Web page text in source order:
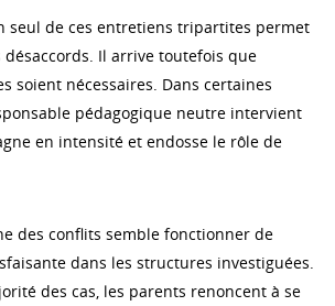
seul de ces entretiens tripartites permet
Il arrive toutefois que
soient nécessaires. Dans certaines
pédagogique neutre intervient
en intensité et endosse le rôle de
des conflits semble fonctionner de
dans les structures investiguées.
des cas, les parents renoncent à se